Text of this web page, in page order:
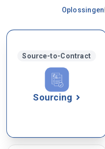
Oplossingen
Source-to-Contract
Sourcing